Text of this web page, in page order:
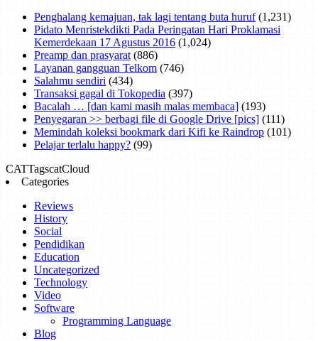
Penghalang kemajuan, tak lagi tentang buta huruf (1,231)
Pidato Menristekdikti Pada Peringatan Hari Proklamasi
Kemerdekaan 17 Agustus 2016 (1,024)
Preamp dan prasyarat (886)
Layanan gangguan Telkom (746)
Salahmu sendiri (434)
Transaksi gagal di Tokopedia (397)
Bacalah … [dan kami masih malas membaca] (193)
Penyegaran >> berbagi file di Google Drive [pics] (111)
Memindah koleksi bookmark dari Kifi ke Raindrop (101)
Pelajar terlalu happy? (99)
CATTagscatCloud
Categories
Reviews
History
Social
Pendidikan
Education
Uncategorized
Technology
Video
Software
Programming Language
Blog